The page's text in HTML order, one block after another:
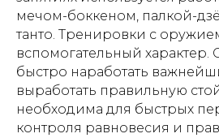
мечом-боккеном, палкой-
танто. Тренировки с
вспомогательный
быстро наработать
выработать правильную
необходима для быстрых
контроля равновесия и